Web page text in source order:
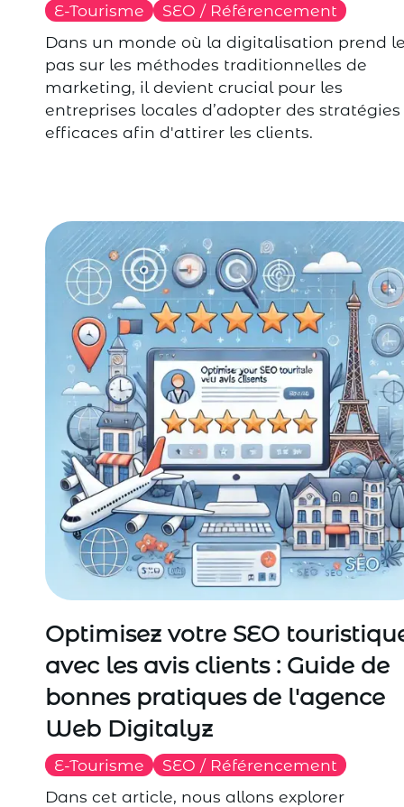
E-Tourisme
SEO / Référencement
Dans un monde où la digitalisation prend
pas sur les méthodes traditionnelles de
marketing, il devient crucial pour les
entreprises locales d’adopter des stratégies
efficaces afin d'attirer les clients.
Optimisez votre SEO
avec les avis clients : Guide de
bonnes pratiques de l'agence
Web Digitalyz
E-Tourisme
SEO / Référencement
Dans cet article, nous allons explorer